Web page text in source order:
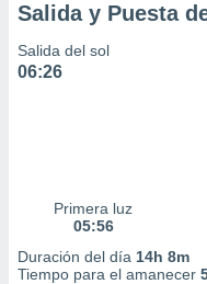
Salida y Puesta
Salida del sol
06:26
Primera luz
05:56
Duración del día 14h 8m
Tiempo para el amanecer